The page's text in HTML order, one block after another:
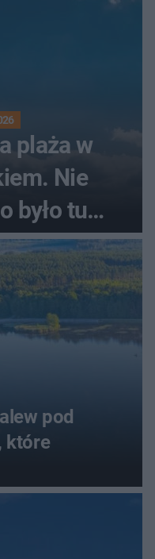
plaża w
Nie
było tu
pod
które